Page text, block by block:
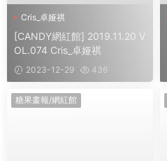
Cris_卓娅祺
[CANDY網紅館] 2019.11.20 V
OL.074 Cris_卓娅祺
2023-12-29 436
糖果畫報/網紅館